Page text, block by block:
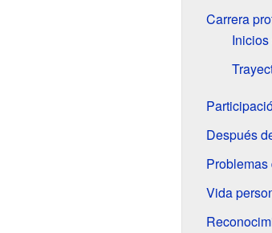
Carrera
Después
Vida